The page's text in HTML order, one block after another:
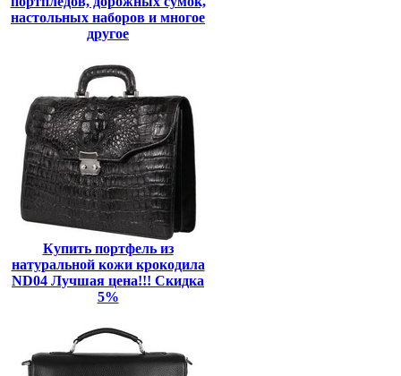
настольных наборов и многое
другое
Купить портфель из
натуральной кожи крокодила
ND04 Лучшая цена!!! Скидка
5%